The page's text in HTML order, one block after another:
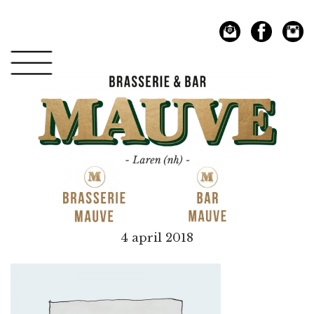
hoofdnavigatie
hoofd
inhoud
Mauve
4 april 2018